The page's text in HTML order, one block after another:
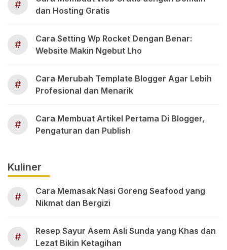
#
dan Hosting Gratis
#
Cara Setting Wp Rocket Dengan Benar:
Website Makin Ngebut Lho
#
Cara Merubah Template Blogger Agar Lebih
Profesional dan Menarik
#
Cara Membuat Artikel Pertama Di Blogger,
Pengaturan dan Publish
Kuliner
#
Cara Memasak Nasi Goreng Seafood yang
Nikmat dan Bergizi
#
Resep Sayur Asem Asli Sunda yang Khas dan
Lezat Bikin Ketagihan